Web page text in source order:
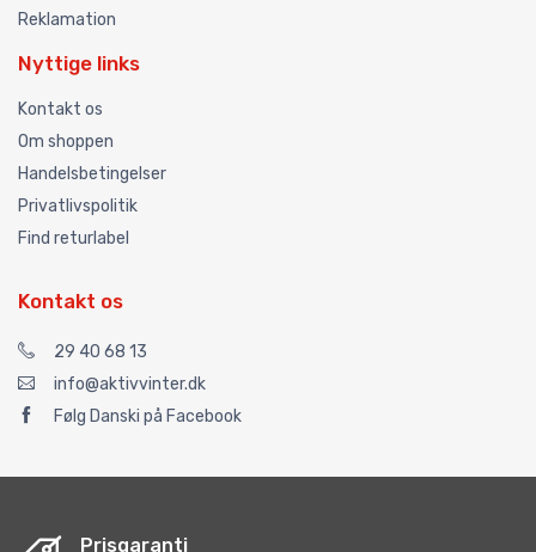
Reklamation
Nyttige links
Kontakt os
Om shoppen
Handelsbetingelser
Privatlivspolitik
Find returlabel
Kontakt os
29 40 68 13
info@aktivvinter.dk
Følg Danski på Facebook
Prisgaranti